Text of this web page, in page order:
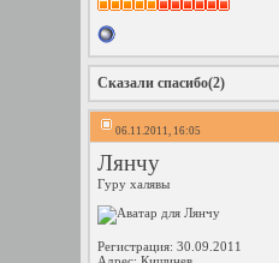
Сказали спасибо(2)
06.11.2011, 16:05
Лянчу
Гуру халявы
Регистрация: 30.09.2011